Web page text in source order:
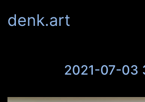
denk.art
2021-07-03